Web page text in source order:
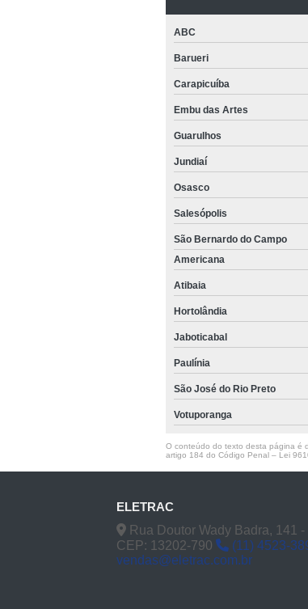
ABC
Barueri
Carapicuíba
Embu das Artes
Guarulhos
Jundiaí
Osasco
Salesópolis
São Bernardo do Campo
Americana
Atibaia
Hortolândia
Jaboticabal
Paulínia
São José do Rio Preto
Votuporanga
O conteúdo do texto desta página é
artigo 184 do Código Penal – Lei
ELETRAC
Rua Doutor Wady Badra, 141 -
CEP: 13202-790
(11) 4523-
vendas@eletrac.com.br